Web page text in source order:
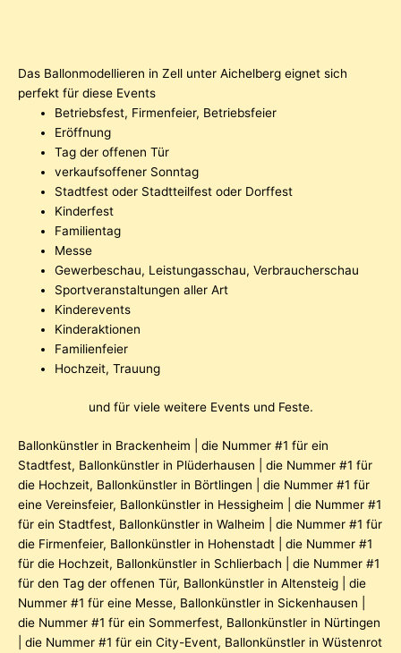
Das Ballonmodellieren in Zell unter Aichelberg eignet sich
perfekt für diese Events
Betriebsfest, Firmenfeier, Betriebsfeier
Eröffnung
Tag der offenen Tür
verkaufsoffener Sonntag
Stadtfest oder Stadtteilfest oder Dorffest
Kinderfest
Familientag
Messe
Gewerbeschau, Leistungasschau, Verbraucherschau
Sportveranstaltungen aller Art
Kinderevents
Kinderaktionen
Familienfeier
Hochzeit, Trauung
und für viele weitere Events und Feste.
Ballonkünstler in Brackenheim | die Nummer #1 für ein
Stadtfest, Ballonkünstler in Plüderhausen | die Nummer #1 für
die Hochzeit, Ballonkünstler in Börtlingen | die Nummer #1 für
eine Vereinsfeier, Ballonkünstler in Hessigheim | die Nummer #1
für ein Stadtfest, Ballonkünstler in Walheim | die Nummer #1 für
die Firmenfeier, Ballonkünstler in Hohenstadt | die Nummer #1
für die Hochzeit, Ballonkünstler in Schlierbach | die Nummer #1
für den Tag der offenen Tür, Ballonkünstler in Altensteig | die
Nummer #1 für eine Messe, Ballonkünstler in Sickenhausen |
die Nummer #1 für ein Sommerfest, Ballonkünstler in Nürtingen
| die Nummer #1 für ein City-Event, Ballonkünstler in Wüstenrot